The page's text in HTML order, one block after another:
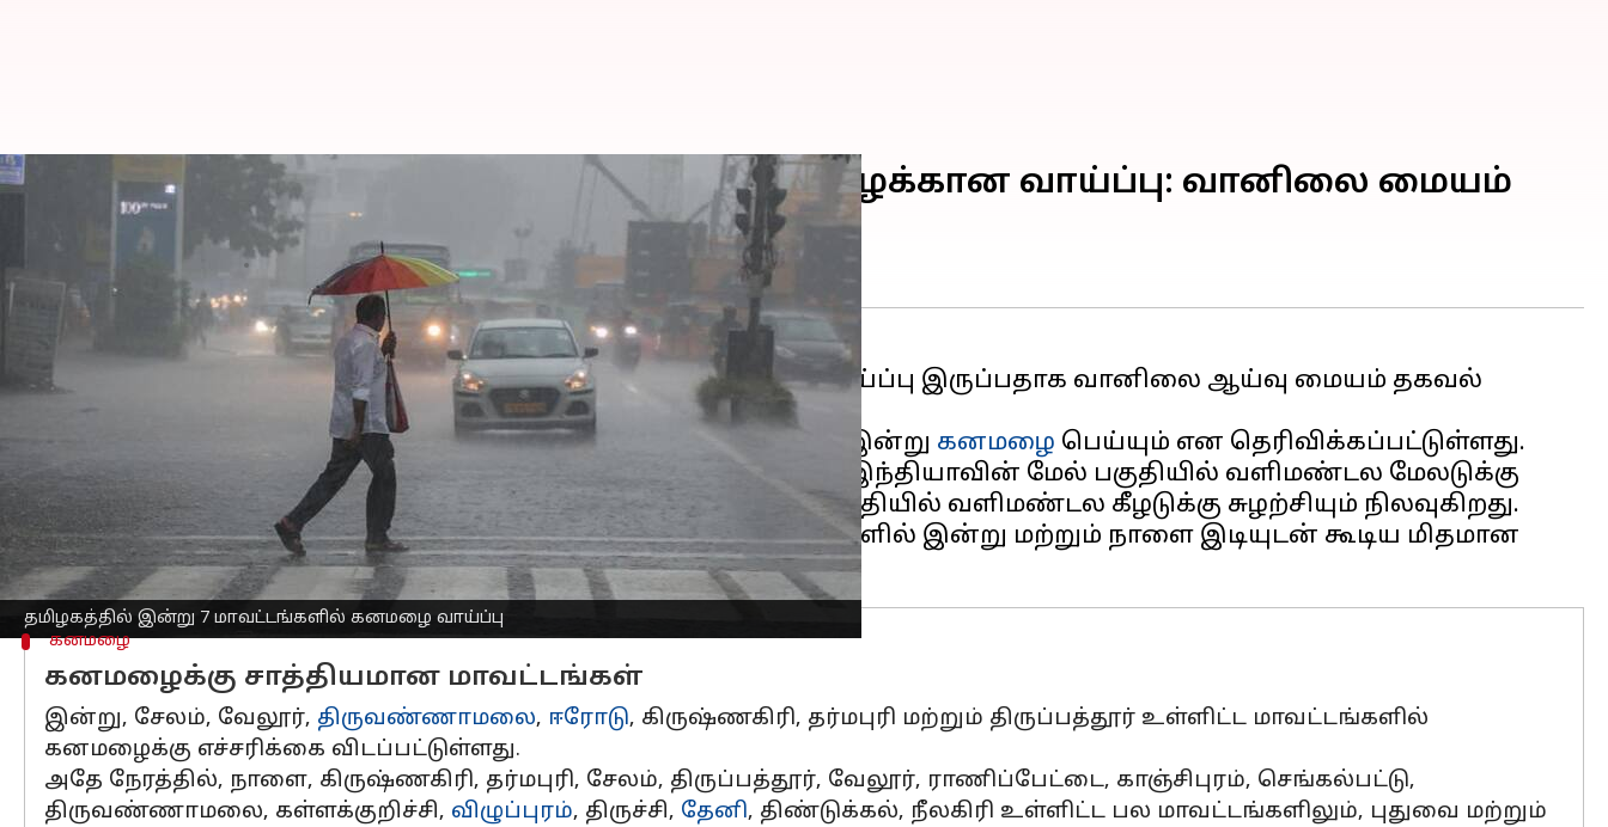
தமிழகத்தில் இன்று 7 மாவட்டங்களில் கனமழை வாய்ப்பு
தமிழகத்தில் இன்று 7 மாவட்டங்களில் கனமழைக்கான வாய்ப்பு: வானிலை மையம்
எச்சரிக்கை
Sep 16, 2025 08:16 am
செய்தி முன்னோட்டம்
தமிழகத்தின்
சில பகுதிகளில் இன்று கனமழை பெய்யக்கூடிய வாய்ப்பு இருப்பதாக வானிலை ஆய்வு மையம் தகவல்
வெளியிட்டுள்ளது.
சேலம், வேலூர், திருவண்ணாமலை உள்ளிட்ட ஏழு மாவட்டங்களில் இன்று கனமழை பெய்யும் என தெரிவிக்கப்பட்டுள்ளது.
இது குறித்து வானிலை மையம் வெளியிட்ட அறிக்கையில், "தென் இந்தியாவின் மேல் பகுதியில் வளிமண்டல மேலடுக்கு
சுழற்சி காணப்படுகிறது. இதேபோல், தென்கிழக்கு வங்கக்கடல் பகுதியில் வளிமண்டல கீழடுக்கு சுழற்சியும் நிலவுகிறது.
இதன் காரணமாக, தமிழகம், புதுச்சேரி மற்றும் காரைக்கால் பகுதிகளில் இன்று மற்றும் நாளை இடியுடன் கூடிய மிதமான
கனமழை
கனமழைக்கு சாத்தியமான மாவட்டங்கள்
இன்று, சேலம், வேலூர், திருவண்ணாமலை, ஈரோடு, கிருஷ்ணகிரி, தர்மபுரி மற்றும் திருப்பத்தூர் உள்ளிட்ட மாவட்டங்களில்
கனமழைக்கு எச்சரிக்கை விடப்பட்டுள்ளது.
அதே நேரத்தில், நாளை, கிருஷ்ணகிரி, தர்மபுரி, சேலம், திருப்பத்தூர், வேலூர், ராணிப்பேட்டை, காஞ்சிபுரம், செங்கல்பட்டு,
திருவண்ணாமலை, கள்ளக்குறிச்சி, விழுப்புரம், திருச்சி, தேனி, திண்டுக்கல், நீலகிரி உள்ளிட்ட பல மாவட்டங்களிலும், புதுவை மற்றும்